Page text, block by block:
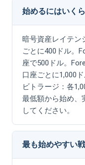
始めるにはいく
暗号資産レイテン
ごとに400ドル。
座で500ドル。
口座ごとに1,000
ビトラージ：各
最低額から始め、
してください。
最も始めやすい